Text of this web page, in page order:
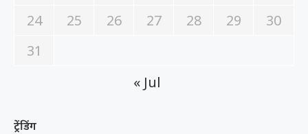
24
25 26 27 28 29
30
31
« Jul
ट्रेंडिंग